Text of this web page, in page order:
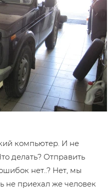
компьютер. И не
делать? Отправить
нет..? Нет, мы
не приехал же человек